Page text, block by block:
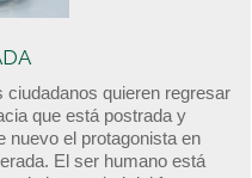
ciudadanos quieren regresar
que está postrada y
nuevo el protagonista en
El ser humano está